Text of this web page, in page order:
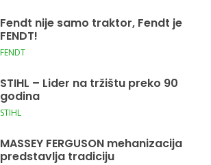
Fendt nije samo traktor, Fendt je
FENDT!
FENDT
STIHL – Lider na tržištu preko 90
godina
STIHL
MASSEY FERGUSON mehanizacija
predstavlja tradiciju